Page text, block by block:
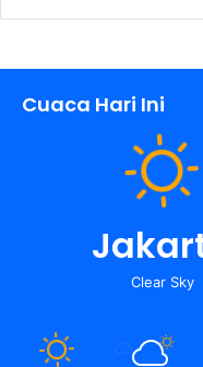
Cuaca Hari Ini
Clear Sky